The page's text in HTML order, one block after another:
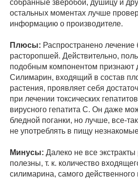
собранные зверобой, душицу и
остальных моментах лучше
информацию о производителе.
Плюсы: Распространено лечение
расторопшей. Действительно,
подобным компонентом признают
Силимарин, входящий в состав
растения, проявляет себя
при лечении токсических
вирусного гепатита С. Он даже
бледной поганки, но лучше, все-
не употреблять в пищу
Минусы: Далеко не все
полезны, т. к. количество
силимарина, самого действенного